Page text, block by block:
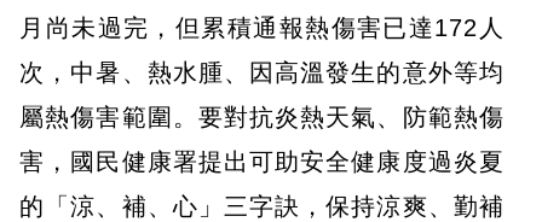
月尚未過完，但累積通報熱傷害已達172人
次，中暑、熱水腫、因高溫發生的意外等均
屬熱傷害範圍。要對抗炎熱天氣、防範熱傷
害，國民健康署提出可助安全健康度過炎夏
的「涼、補、心」三字訣，保持涼爽、勤補